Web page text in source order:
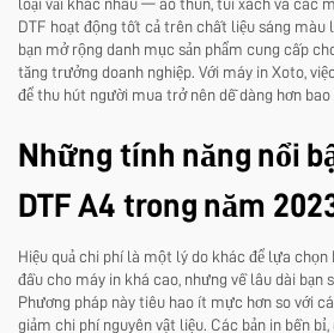
loại vải khác nhau — áo thun, túi xách và các
DTF hoạt động tốt cả trên chất liệu sáng màu
bạn mở rộng danh mục sản phẩm cung cấp
tăng trưởng doanh nghiệp. Với máy in Xoto,
để thu hút người mua trở nên dễ dàng hơn bao
Những tính năng nổi
DTF A4 trong năm
Hiệu quả chi phí là một lý do khác để lựa chọn
đầu cho máy in khá cao, nhưng về lâu dài bạn
Phương pháp này tiêu hao ít mực hơn so với
giảm chi phí nguyên vật liệu. Các bản in bền